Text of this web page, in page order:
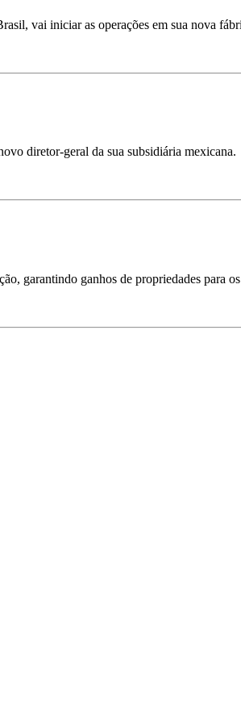
vai iniciar as operações em sua nova
diretor-geral da sua subsidiária mexicana.
garantindo ganhos de propriedades para